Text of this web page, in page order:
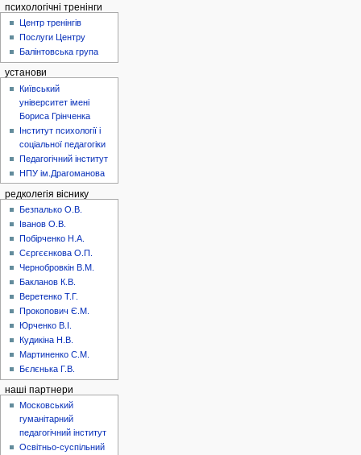
психологічні тренінги
Центр тренінгів
Послуги Центру
Балінтовська група
установи
Київський
університет імені
Бориса Грінченка
Інститут психології і
соціальної педагогіки
Педагогічний інститут
НПУ ім.Драгоманова
редколегія віснику
Безпалько О.В.
Іванов О.В.
Побірченко Н.А.
Сєргєєнкова О.П.
Чернобровкін В.М.
Бакланов К.В.
Веретенко Т.Г.
Прокопович Є.М.
Юрченко В.І.
Кудикіна Н.В.
Мартиненко С.М.
Бєлєнька Г.В.
наші партнери
Московський
гуманітарний
педагогічний інститут
Освітньо-суспільний